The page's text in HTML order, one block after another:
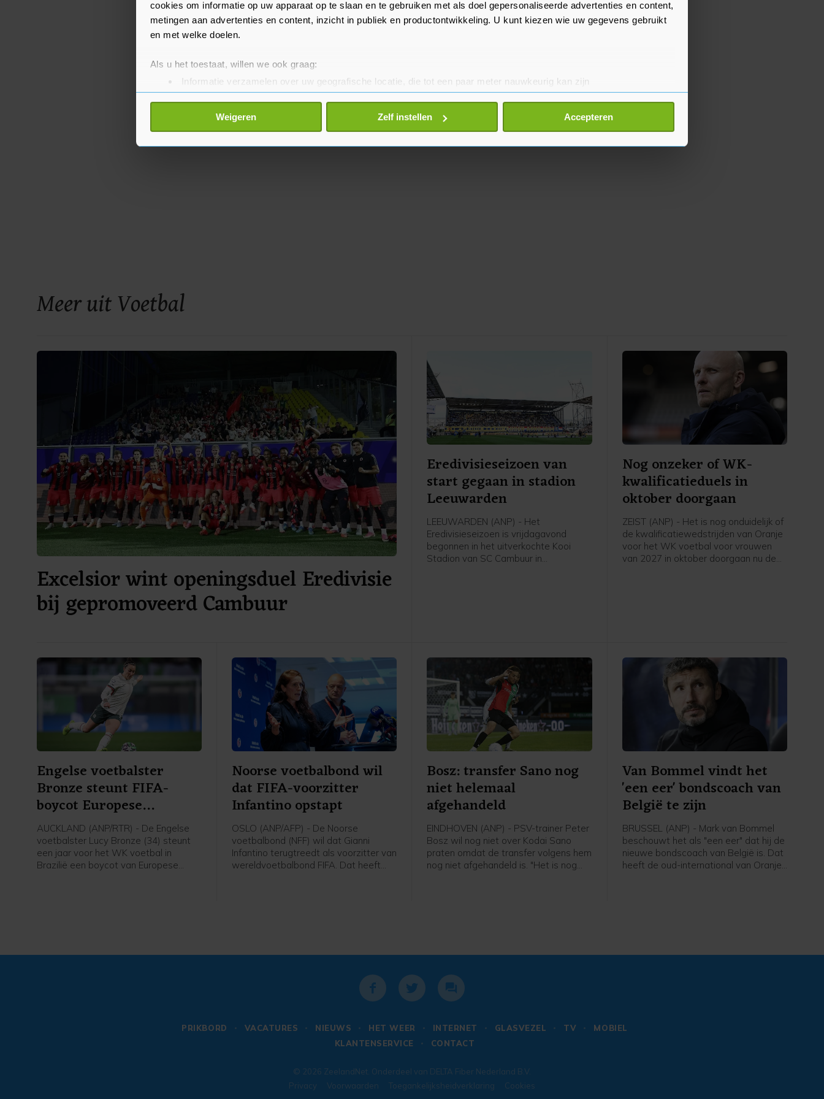
cookies om informatie op uw apparaat op te slaan en te gebruiken met als doel gepersonaliseerde advertenties en content,
metingen aan advertenties en content, inzicht in publiek en productontwikkeling. U kunt kiezen wie uw gegevens gebruikt
en met welke doelen.
Als u het toestaat, willen we ook graag:
Informatie verzamelen over uw geografische locatie, die tot een paar meter nauwkeurig kan zijn
Uw apparaat identificeren door het actief te scannen op specifieke eigenschappen (fingerprinting)
Lees meer over hoe uw persoonlijke gegevens worden verwerkt en stel uw voorkeuren in het
detailgedeelte
toestemming op elk moment wijzigen of intrekken in de Cookieverklaring.
Weigeren Zelf instellen Accepteren
Meer uit Voetbal
Excelsior wint openingsduel Eredivisie
bij gepromoveerd Cambuur
Eredivisieseizoen van
start gegaan in stadion
Leeuwarden
LEEUWARDEN (ANP) - Het
Eredivisieseizoen is vrijdagavond
begonnen in het uitverkochte Kooi
Stadion van SC Cambuur in
Nog onzeker of WK-
kwalificatieduels in
oktober doorgaan
ZEIST (ANP) - Het is nog onduidelijk of
de kwalificatiewedstrijden van Oranje
voor het WK voetbal voor vrouwen
van 2027 in oktober doorgaan nu de
of de duels door zullen gaan.
Engelse voetbalster
Bronze steunt FIFA-
boycot Europese
speelsters
AUCKLAND (ANP/RTR) - De Engelse
voetbalster Lucy Bronze (34) steunt
een jaar voor het WK voetbal in
Brazilië een boycot van Europese
Noorse voetbalbond wil
dat FIFA-voorzitter
Infantino opstapt
OSLO (ANP/AFP) - De Noorse
voetbalbond (NFF) wil dat Gianni
Infantino terugtreedt als voorzitter van
wereldvoetbalbond FIFA. Dat heeft
Bosz: transfer Sano nog
niet helemaal
afgehandeld
EINDHOVEN (ANP) - PSV-trainer Peter
Bosz wil nog niet over Kodai Sano
praten omdat de transfer volgens hem
nog niet afgehandeld is. "Het is nog
Van Bommel vindt het
'een eer' bondscoach van
België te zijn
BRUSSEL (ANP) - Mark van Bommel
beschouwt het als "een eer" dat hij de
nieuwe bondscoach van België is. Dat
heeft de oud-international van Oranje
PRIKBORD VACATURES NIEUWS HET WEER INTERNET GLASVEZEL TV
MOBIEL
KLANTENSERVICE
CONTACT
© 2026 ZeelandNet . Onderdeel van DELTA Fiber Nederland B.V.
Privacy
Voorwaarden Toegankelijksheidverklaring Cookies